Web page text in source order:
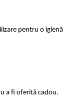
pentru o igienă
a fi oferită cadou.